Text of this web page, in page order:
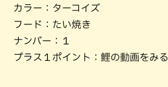
カラー：ターコイズ
フード：たい焼き
ナンバー：１
プラス１ポイント：鯉の動画をみる